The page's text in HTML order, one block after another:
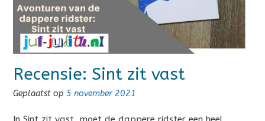
Recensie: Sint zit vast
Geplaatst op 5 november 2021